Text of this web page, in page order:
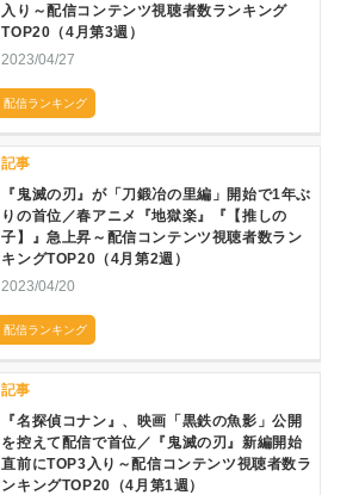
入り～配信コンテンツ視聴者数ランキング
TOP20（4月第3週）
2023/04/27
配信ランキング
記事
『鬼滅の刃』が「刀鍛冶の里編」開始で1年ぶ
りの首位／春アニメ『地獄楽』『【推しの
子】』急上昇～配信コンテンツ視聴者数ラン
キングTOP20（4月第2週）
2023/04/20
配信ランキング
記事
『名探偵コナン』、映画「黒鉄の魚影」公開
を控えて配信で首位／『鬼滅の刃』新編開始
直前にTOP3入り～配信コンテンツ視聴者数ラ
ンキングTOP20（4月第1週）